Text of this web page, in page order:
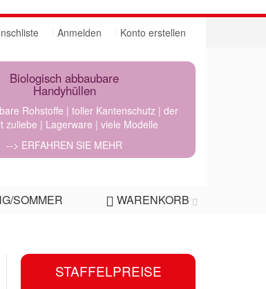
Anmelden Konto erstellen
Biologisch abbaubare
Handyhüllen
Rohstoffe | toller Kantenschutz | der
zuliebe | Lagerware | viele Modelle
--> ERFAHREN SIE MEHR
WARENKORB
SOMMER
STAFFELPREISE